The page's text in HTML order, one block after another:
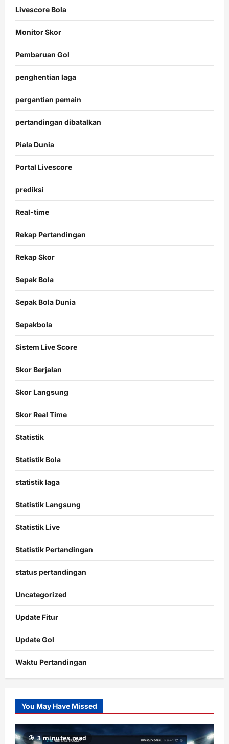
Livescore Bola
Monitor Skor
Pembaruan Gol
penghentian laga
pergantian pemain
pertandingan dibatalkan
Piala Dunia
Portal Livescore
prediksi
Real-time
Rekap Pertandingan
Rekap Skor
Sepak Bola
Sepak Bola Dunia
Sepakbola
Sistem Live Score
Skor Berjalan
Skor Langsung
Skor Real Time
Statistik
Statistik Bola
statistik laga
Statistik Langsung
Statistik Live
Statistik Pertandingan
status pertandingan
Uncategorized
Update Fitur
Update Gol
Waktu Pertandingan
Slot
Gacor
RTP
You May Have Missed
3 minutes read